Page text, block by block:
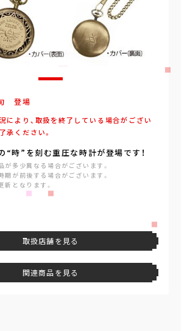
登場
により、取扱を終了している場合がござい
承ください。
“時”を刻む重圧な時計が登場です！
が多少異なる場合がございます。
期が前後する場合がございます。
新となります。
取扱店舗を見る
関連商品を見る